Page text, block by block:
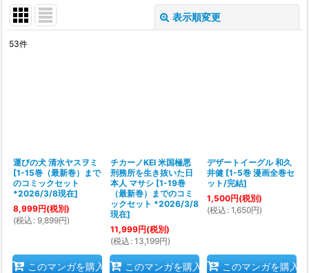
表示順変更
53件
運びの犬 清水ヤスヲミ
[1-15巻（最新巻）まで
のコミックセット
*2026/3/8現在]
8,999円(税別)
(税込 : 9,899円)
このマンガを購入
チカーノKEI 米国極悪
刑務所を生き抜いた日
本人 マサシ [1-19巻
（最新巻）までのコミ
ックセット *2026/3/8
現在]
11,999円(税別)
(税込 : 13,199円)
このマンガを購入
デザートイーグル 和久
井健 [1-5巻 漫画全巻セ
ット/完結]
1,500円(税別)
(税込 : 1,650円)
このマンガを購入